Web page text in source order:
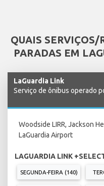
QUAIS SERVIÇOS/
PARADAS EM
LaGuardia Link
Serviço de ônibus operado
Woodside LIRR, Jackson
LaGuardia Airport
LAGUARDIA LINK
SEGUNDA-FEIRA (140)